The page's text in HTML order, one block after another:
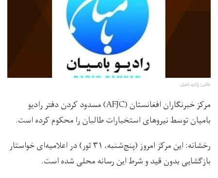
عکس: رادیو بامیان.
مرکز خبرنگاران افغانستان (AFJC) مسدود کردن دفتر رادیو
بامیان توسط نیروهای استخبارات طالبان را محکوم کرده است.
رخشانه: اين مرکز امروز (پنج‌شنبه، ۳۱ ثور) در اعلامیه‌ای خواستار
بازگشایی بدون قید و شرط این رسانه‏ محلی شده است.